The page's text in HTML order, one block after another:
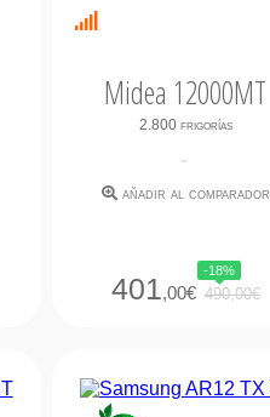
Midea 12000MT
2.800 frigorías
-
añadir al comparador
401,00€
-18%
490,00€